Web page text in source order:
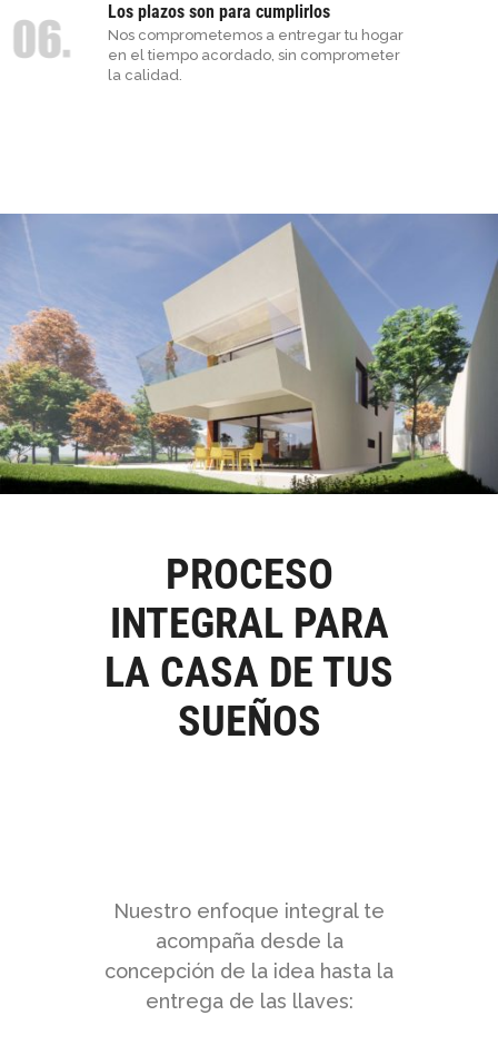
Los plazos son para cumplirlos
Nos comprometemos a entregar tu hogar
en el tiempo acordado, sin comprometer
la calidad.
PROCESO
INTEGRAL PARA
LA CASA DE TUS
SUEÑOS
Nuestro enfoque integral te
acompaña desde la
concepción de la idea hasta la
entrega de las llaves: